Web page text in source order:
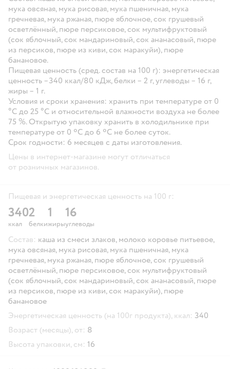
мука овсяная, мука рисовая, мука пшеничная, мука
гречневая, мука ржаная, пюре яблочное, сок грушевый
осветлённый, пюре персиковое, сок мультифруктовый
(сок яблочный, сок мандариновый, сок ананасовый, пюре
из персиков, пюре из киви, сок маракуйи), пюре
банановое.
Пищевая ценность (сред. состав на 100 г): энергетическая
ценность –340 ккал/80 кДж, белки – 2 г, углеводы – 16 г,
жиры – 1 г.
Условия и сроки хранения: хранить при температуре от 0
°С до 25 °С и относительной влажности воздуха не более
75 %. Открытую упаковку хранить в холодильнике при
температуре от 0 ºС до 6 ºС не более суток.
Срок годности: 6 месяцев с даты изготовления.
Цены в интернет-магазине могут отличаться
от розничных магазинов.
Пищевая и энергетическая ценность на 100 г:
340
ккал
2
белки
1
жиры
16
углеводы
Состав: каша из смеси злаков, молоко коровье питьевое,
мука овсяная, мука рисовая, мука пшеничная, мука
гречневая, мука ржаная, пюре яблочное, сок грушевый
осветлённый, пюре персиковое, сок мультифруктовый
(сок яблочный, сок мандариновый, сок ананасовый, пюре
из персиков, пюре из киви, сок маракуйи), пюре
банановое
Энергетическая ценность (на 100г продукта), ккал: 340
Возраст (месяцы), от: 8
Высота упаковки, см: 16